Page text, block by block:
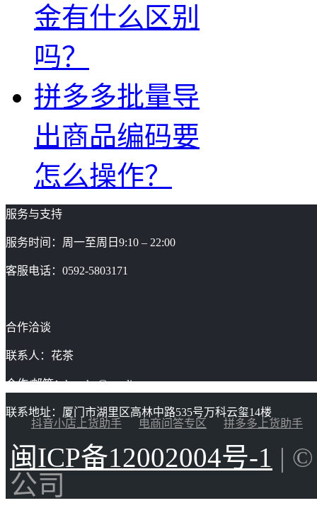
金有什么区别
吗？
拼多多批量导
出商品编码要
怎么操作？
服务与支持
服务时间：周一至周日9:10 – 22:00
客服电话：0592-5803171
合作洽谈
联系人：花茶
合作/邮箱：huacha@gaoding.com
联系地址：厦门市湖里区高林中路535号万科云玺14楼
抖音小店上货助手
电商问答专区 拼多多上货助手
闽ICP备12002004号-1 |
公司